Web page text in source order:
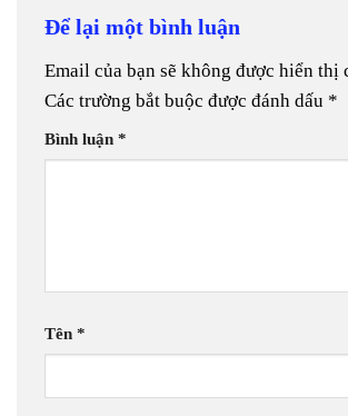
Để lại một bình luận
Email của bạn sẽ không được hiển thị
Các trường bắt buộc được đánh dấu *
Bình luận *
Tên *